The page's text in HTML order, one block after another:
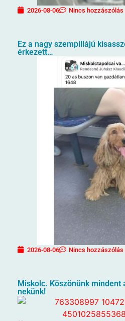
2026-08-06 Nincs hozzászólás
Ez a nagy szempillájú
érkezett…
2026-08-06 Nincs hozzászólás
Miskolc. Köszönünk
nekünk!